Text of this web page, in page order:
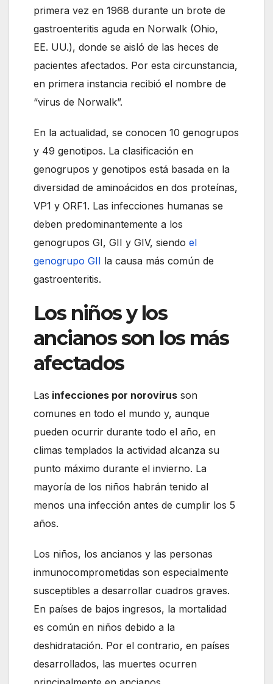
primera vez en 1968 durante un brote de
gastroenteritis aguda en Norwalk (Ohio,
EE. UU.), donde se aisló de las heces de
pacientes afectados. Por esta circunstancia,
en primera instancia recibió el nombre de
“virus de Norwalk”.
En la actualidad, se conocen 10 genogrupos
y 49 genotipos. La clasificación en
genogrupos y genotipos está basada en la
diversidad de aminoácidos en dos proteínas,
VP1 y ORF1. Las infecciones humanas se
deben predominantemente a los
genogrupos GI, GII y GIV, siendo el
genogrupo GII la causa más común de
gastroenteritis.
Los niños y los
ancianos son los más
afectados
Las infecciones por norovirus son
comunes en todo el mundo y, aunque
pueden ocurrir durante todo el año, en
climas templados la actividad alcanza su
punto máximo durante el invierno. La
mayoría de los niños habrán tenido al
menos una infección antes de cumplir los 5
años.
Los niños, los ancianos y las personas
inmunocomprometidas son especialmente
susceptibles a desarrollar cuadros graves.
En países de bajos ingresos, la mortalidad
es común en niños debido a la
deshidratación. Por el contrario, en países
desarrollados, las muertes ocurren